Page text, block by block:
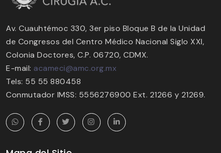
Av. Cuauhtémoc 330, 3er piso Bloque B de la Unidad
de Congresos del Centro Médico Nacional Siglo XXI,
Colonia Doctores, C.P. 06720, CDMX.
E-mail: acameci@amc.org.mx
Tels: 55 55 880458
Conmutador IMSS: 5556276900 Ext. 21266 y 21269.